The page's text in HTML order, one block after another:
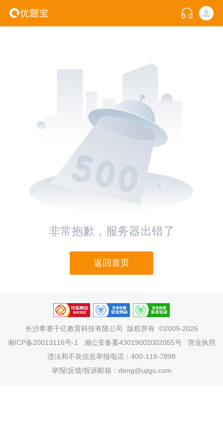
非常抱歉，服务器出错了
返回首页
长沙希赛千亿教育科技有限公司
版权所有 ©2009-2026
湘ICP备20013116号-1
湘公安备案43019002002055号
营业执照
违法和不良信息举报电话：400-118-7898
举报/反馈/投诉邮箱：deng@ujigu.com